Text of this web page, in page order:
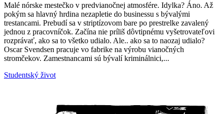
Malé nórske mestečko v predvianočnej atmosfére. Idylka? Áno. Až
pokým sa hlavný hrdina nezapletie do businessu s bývalými
trestancami. Prebudí sa v striptízovom bare po prestrelke zavalený
jednou z pracovníčok. Začína nie príliš dôvtipnému vyšetrovateľovi
rozprávať, ako sa to všetko udialo. Ale.. ako sa to naozaj udialo?
Oscar Svendsen pracuje vo fabrike na výrobu vianočných
stromčekov. Zamestnancami sú bývalí kriminálnici,...
Studentský život